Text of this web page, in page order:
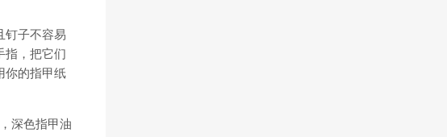
子不容易
指，把它们
你的指甲纸
深色指甲油